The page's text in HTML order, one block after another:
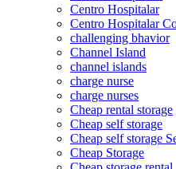
Centro Hospitalar
Centro Hospitalar
challenging bhavior
Channel Island
channel islands
charge nurse
charge nurses
Cheap rental storage
Cheap self storage
Cheap self storage
Cheap Storage